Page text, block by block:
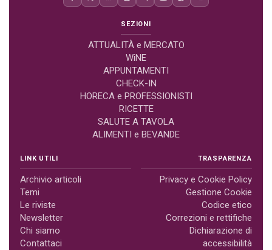
SEZIONI
ATTUALITÀ e MERCATO
WiNE
APPUNTAMENTI
CHECK-IN
HORECA e PROFESSIONISTI
RICETTE
SALUTE A TAVOLA
ALIMENTI e BEVANDE
LINK UTILI
Archivio articoli
Temi
Le riviste
Newsletter
Chi siamo
Contattaci
TRASPARENZA
Privacy e Cookie Policy
Gestione Cookie
Codice etico
Correzioni e rettifiche
Dichiarazione di
accessibilità